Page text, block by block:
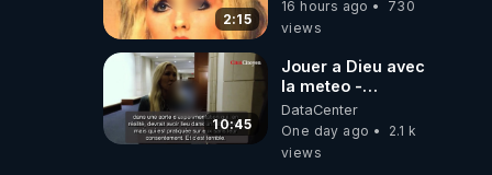
2:15
16 hours ago
730
views
10:45
Jouer a Dieu avec
la meteo -
Citoicitoyen
DataCenter
One day ago
2.1 k
views